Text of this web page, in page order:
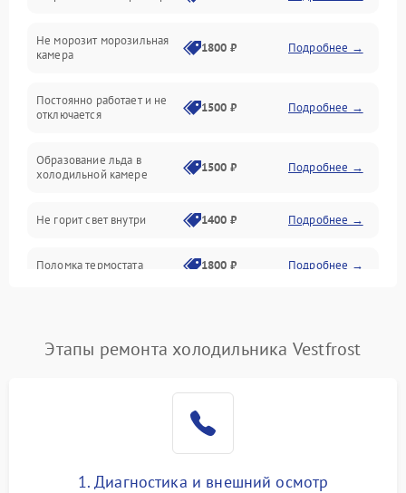
Дренаж
Не морозит морозильная
камера
1800 ₽ Подробнее →
Постоянно работает и не
отключается
1500 ₽ Подробнее →
Образование льда в
холодильной камере
1500 ₽ Подробнее →
Не горит свет внутри 1400 ₽ Подробнее →
Поломка термостата 1800 ₽ Подробнее →
Поломка системы No Frost 2600 ₽ Подробнее →
Этапы ремонта холодильника Vestfrost
1. Диагностика и внешний осмотр